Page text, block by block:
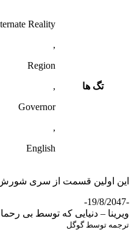
تگ ها
Reality
,
Region
,
Governor
,
English
این اولین قسمت از سری
-19/8/2047-
ویرینا – دنیایی که توسط بی
ترجمه توسط گوگل